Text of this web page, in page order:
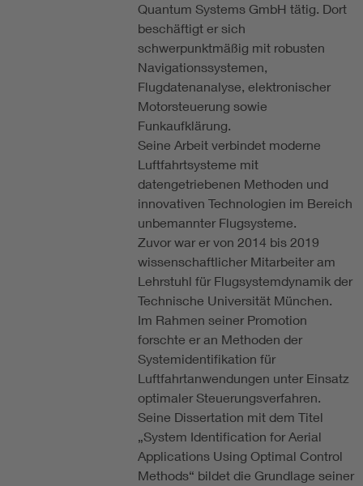
Quantum Systems GmbH tätig. Dort
beschäftigt er sich
schwerpunktmäßig mit robusten
Navigationssystemen,
Flugdatenanalyse, elektronischer
Motorsteuerung sowie
Funkaufklärung.
Seine Arbeit verbindet moderne
Luftfahrtsysteme mit
datengetriebenen Methoden und
innovativen Technologien im Bereich
unbemannter Flugsysteme.
Zuvor war er von 2014 bis 2019
wissenschaftlicher Mitarbeiter am
Lehrstuhl für Flugsystemdynamik der
Technische Universität München.
Im Rahmen seiner Promotion
forschte er an Methoden der
Systemidentifikation für
Luftfahrtanwendungen unter Einsatz
optimaler Steuerungsverfahren.
Seine Dissertation mit dem Titel
„System Identification for Aerial
Applications Using Optimal Control
Methods“ bildet die Grundlage seiner